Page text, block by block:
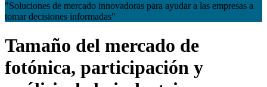
"Soluciones de mercado innovadoras para ayudar a las empresas a
tomar decisiones informadas"
Tamaño del mercado de
fotónica, participación y